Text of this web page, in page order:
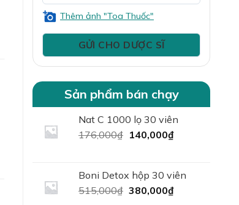
Thêm ảnh "Toa Thuốc"
Sản phẩm bán chạy
Nat C 1000 lọ 30 viên
176,000₫ Giá
176,000₫.
140,000₫Giá
là:
140,000₫.
Boni Detox hộp 30 viên
515,000₫ Giá
380,000₫Giá